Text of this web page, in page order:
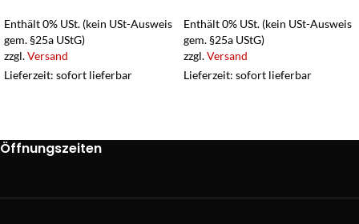
Enthält 0% USt. (kein USt-Ausweis
gem. §25a UStG)
zzgl.Versand
Lieferzeit: sofort lieferbar
Enthält 0% USt. (kein USt-Ausweis
gem. §25a UStG)
zzgl.Versand
Lieferzeit: sofort lieferbar
Öffnungszeiten